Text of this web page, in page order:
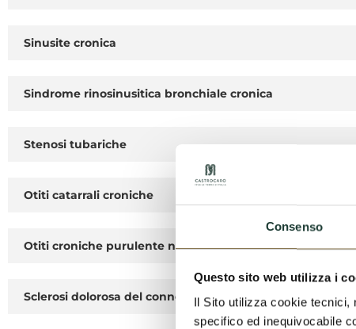
Consenso
Questo sito web utilizza i
Il Sito utilizza cookie tecnici,
specifico ed inequivocabile
Sinusite cronica
Sindrome rinosinusitica bronchiale cronica
Stenosi tubariche
Otiti catarrali croniche
Otiti croniche purulente non colesteatomatose
Sclerosi dolorosa del connettivo pelvico di natura